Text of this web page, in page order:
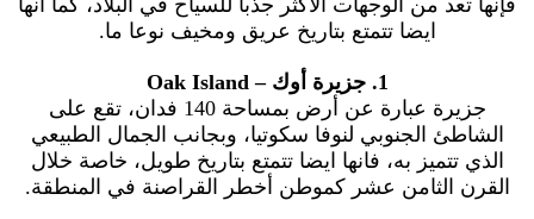
ايضا تتمتع بتاريخ عريق ومخيف نوعا ما.
1. جزيرة أوك – Oak Island
جزيرة عبارة عن أرض بمساحة 140 فدان، تقع على
الشاطئ الجنوبي لنوفا سكوتيا، وبجانب الجمال الطبيعي
الذي تتميز به، فانها ايضا تتمتع بتاريخ طويل، خاصة خلال
القرن الثامن عشر كموطن أخطر القراصنة في المنطقة.